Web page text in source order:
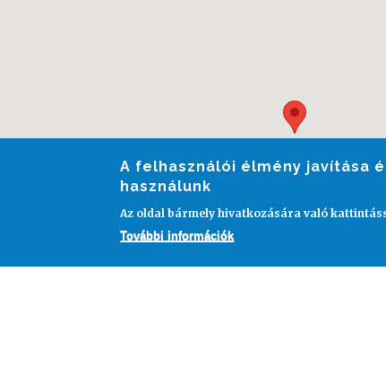
A felhasználói élmény javítása
használunk
Az oldal bármely hivatkozására való
További információk